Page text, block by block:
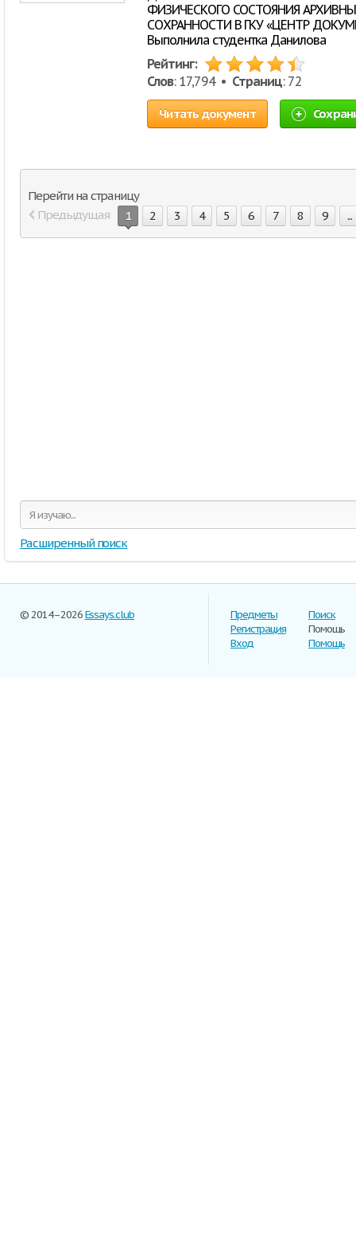
ФИЗИЧЕСКОГО СОСТОЯНИЯ
СОХРАННОСТИ В ГКУ «ЦЕНТР
Выполнила студентка Данилова
Рейтинг:
Слов: 17,794 • Страниц: 72
Читать документ
Перейти на страницу
Предыдущая
1 2 3 4 5 6 7 8 9 ...
Расширенный поиск
© 2014–2026Essays.club
Предметы
Регистрация
Вход
Поиск
Помощь
Помощь